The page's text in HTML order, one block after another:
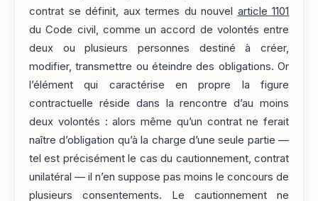
contrat se définit, aux termes du nouvel article 1101
du Code civil, comme un accord de volontés entre
deux ou plusieurs personnes destiné à créer,
modifier, transmettre ou éteindre des obligations. Or
l’élément qui caractérise en propre la figure
contractuelle réside dans la rencontre d’au moins
deux volontés : alors même qu’un contrat ne ferait
naître d’obligation qu’à la charge d’une seule partie —
tel est précisément le cas du cautionnement, contrat
unilatéral — il n’en suppose pas moins le concours de
plusieurs consentements. Le cautionnement ne